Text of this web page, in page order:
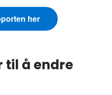
her
til å endre